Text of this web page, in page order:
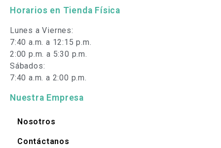
Horarios en Tienda Física
Lunes a Viernes:
7:40 a.m. a 12:15 p.m.
2:00 p.m. a 5:30 p.m.
Sábados:
7:40 a.m. a 2:00 p.m.
Nuestra Empresa
Nosotros
Contáctanos